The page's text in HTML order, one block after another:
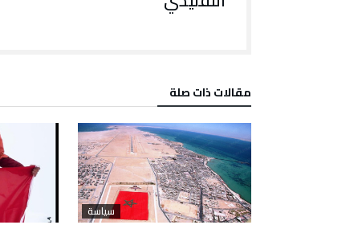
‫مقالات ذات صلة‬
سياسة